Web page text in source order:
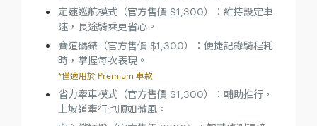
定速巡航模式（官方售價 $1,300）：維持設定車
速，長途騎乘更省心。
賽道碼錶（官方售價 $1,300）：便捷記錄騎程耗
時，掌握每次表現。
*僅適用於 Premium 車款
省力牽車模式（官方售價 $1,300）：輔助推行，
上坡道牽行也順如微風。